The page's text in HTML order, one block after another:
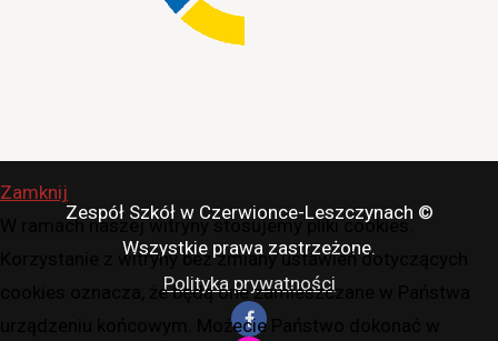
Zespół Szkół w Czerwionce-Leszczynach ©
Wszystkie prawa zastrzeżone.
Polityka prywatności
Zamknij
W ramach naszej witryny stosujemy pliki cookies.
Korzystanie z witryny bez zmiany ustawień dotyczących
cookies oznacza, że będą one zamieszczane w Państwa
urządzeniu końcowym. Możecie Państwo dokonać w